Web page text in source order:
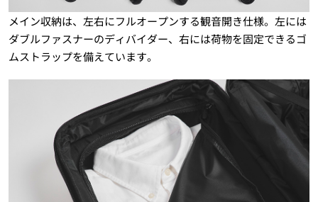
メイン収納は、左右にフルオープンする観音開き仕様。左には
ダブルファスナーのディバイダー、右には荷物を固定できるゴ
ムストラップを備えています。